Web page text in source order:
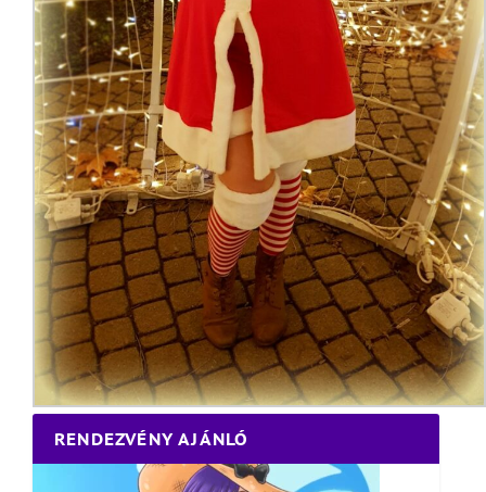
RENDEZVÉNY AJÁNLÓ